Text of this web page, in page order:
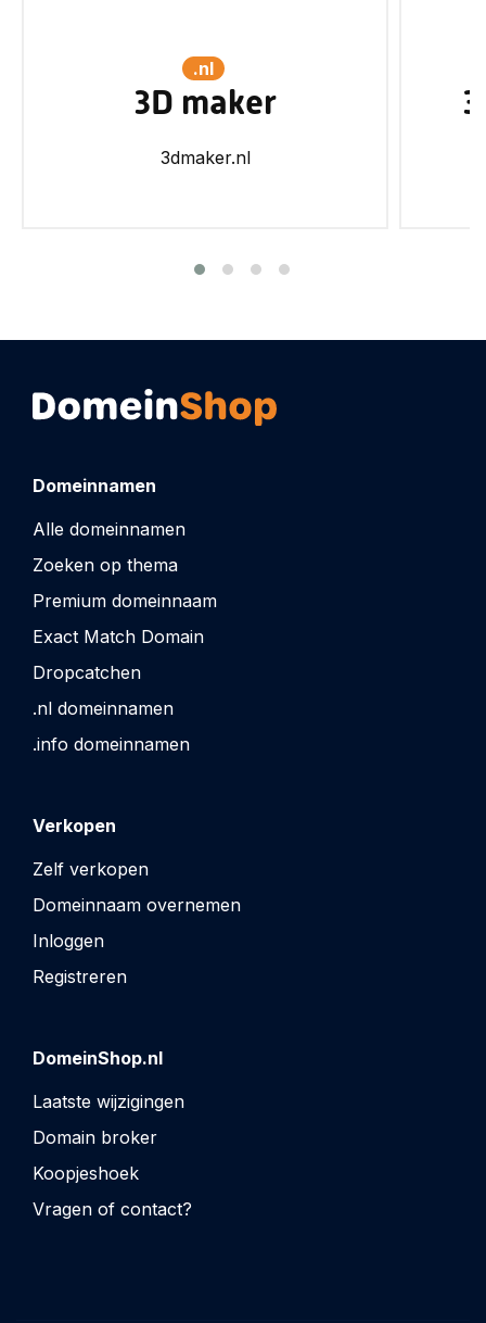
.nl
3D maker
3dmaker.nl
Domeinnamen
Alle domeinnamen
Zoeken op thema
Premium domeinnaam
Exact Match Domain
Dropcatchen
.nl domeinnamen
.info domeinnamen
Verkopen
Zelf verkopen
Domeinnaam overnemen
Inloggen
Registreren
DomeinShop.nl
Laatste wijzigingen
Domain broker
Koopjeshoek
Vragen of contact?